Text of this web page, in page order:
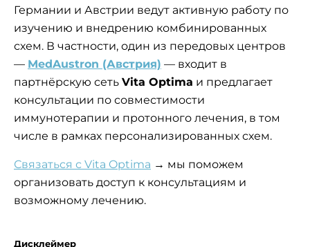
Германии и Австрии ведут активную работу по
изучению и внедрению комбинированных
схем. В частности, один из передовых центров
— MedAustron (Австрия) — входит в
партнёрскую сеть Vita Optima и предлагает
консультации по совместимости
иммунотерапии и протонного лечения, в том
числе в рамках персонализированных схем.
Связаться с Vita Optima → мы поможем
организовать доступ к консультациям и
возможному лечению.
Дисклеймер